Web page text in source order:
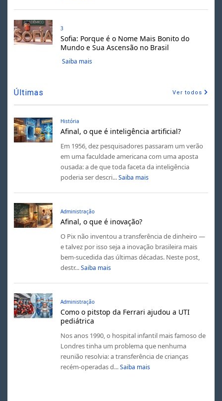
3
Sofia: Porque é o Nome Mais Bonito do
Mundo e Sua Ascensão no Brasil
Saiba mais
Últimas Ver todos
História
Afinal, o que é inteligência artificial?
Em 1956, dez pesquisadores passaram um verão
em uma faculdade americana com uma aposta
ousada: a de que toda faceta da inteligência
poderia ser descri... Saiba mais
Administração
Afinal, o que é inovação?
O Pix não inventou a transferência de dinheiro —
e talvez por isso seja a inovação brasileira mais
bem-sucedida das últimas décadas. Neste post,
destr... Saiba mais
Administração
Como o pitstop da Ferrari ajudou a UTI
pediátrica
Nos anos 1990, o hospital infantil mais famoso de
Londres tinha um problema que nenhuma
reunião resolvia: a transferência de crianças
recém-operadas d... Saiba mais